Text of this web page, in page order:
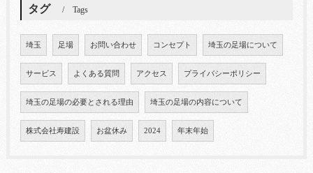
タグ Tags
埼玉 足場 お問い合わせ コンセプト 埼玉の足場について
サービス よくある質問 アクセス プライバシーポリシー
埼玉の足場の必要とされる理由 埼玉の足場の内容について
株式会社寿建設 お盆休み 2024 年末年始